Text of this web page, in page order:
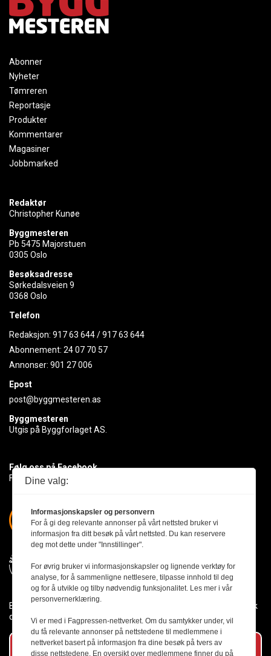
Abonner
Nyheter
Tømreren
Reportasje
Produkter
Kommentarer
Magasiner
Jobbmarked
Redaktør
Christopher Kunøe
Byggmesteren
Pb 5475 Majorstuen
0305 Oslo
Besøksadresse
Sørkedalsveien 9
0368 Oslo
Telefon
Redaksjon: 917 63 644/917 63 644
Abonnement: 24 07 70 57
Annonser: 901 27 006
Epost
post@byggmesteren.as
Byggmesteren
Utgis på Byggforlaget AS.
Følg oss på Facebook
Få med deg det siste innen byggebransjen
Byggmesteren følger Vær Varsom-plakaten og presseetikken slik
den er nedfelt i Redaktørplakaten.
Abonner på vårt nyhetsbrev
Dine valg:
Informasjonskapsler og personvern
For å gi deg relevante annonser på vårt nettsted bruker vi
informasjon fra ditt besøk på vårt nettsted. Du kan reservere
deg mot dette under "Innstillinger".
For øvrig bruker vi informasjonskapsler og lignende verktøy for
analyse, for å sammenligne nettlesere, tilpasse innhold til deg
og for å utvikle og tilby nødvendig funksjonalitet. Les mer i vår
personvernerklæring.
Vi er med i Fagpressen-nettverket. Om du samtykker under, vil
du få relevante annonser på nettstedene til medlemmene i
nettverket basert på informasjon fra dine besøk på tvers av
disse nettstedene. En oversikt over medlemmene finner du på